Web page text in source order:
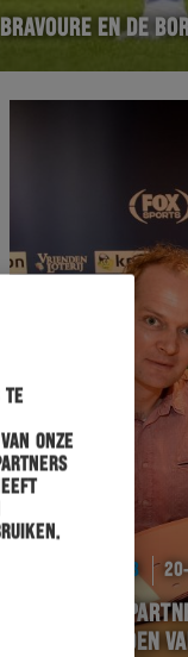
te
onze
EN DE
BUSINESSCLUB
EN BEHOUDEN